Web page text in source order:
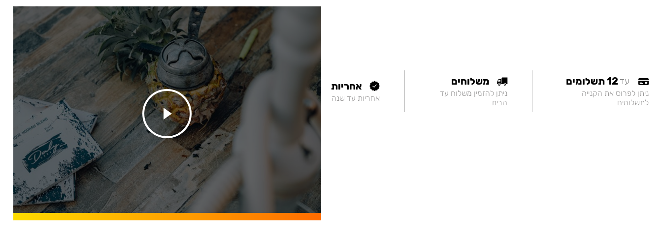
עד12 תשלומים
ניתן לפרוס את הקנייה
לתשלומים
משלוחים
ניתן להזמין משלוח עד
הבית
אחריות
אחריות עד שנה